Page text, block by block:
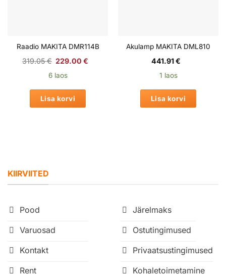
Raadio MAKITA DMR114B
319.05€ Algne
oli:
229.00€
6 laos
Lisa korvi
Akulamp MAKITA DML810
441.91€
1 laos
Lisa korvi
KIIRVIITED
Pood
Varuosad
Kontakt
Rent
Järelmaks
Ostutingimused
Privaatsustingimused
Kohaletoimetamine